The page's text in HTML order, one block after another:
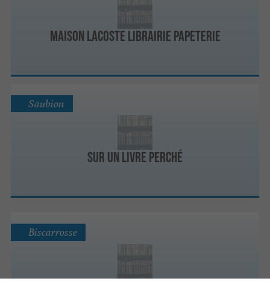
Maison Lacoste Librairie Papeterie
Sur Un Livre Perché
Saubion
Biscarrosse